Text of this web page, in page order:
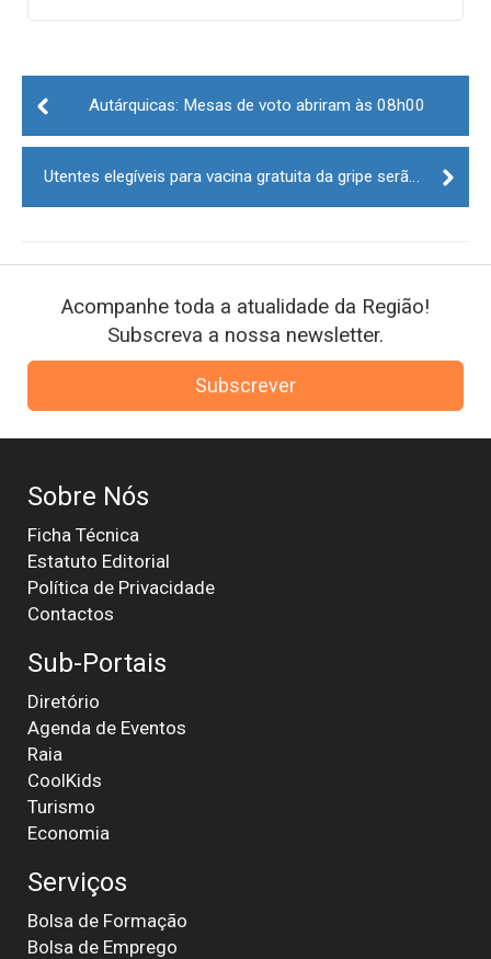
Post
navigationAutárquicas: Mesas de voto abriram às 08h00
Utentes elegíveis para vacina gratuita da gripe serão convocados pelo SNS
Acompanhe toda a atualidade da Região!
Subscreva a nossa newsletter.
Subscrever
Sobre Nós
Ficha Técnica
Estatuto Editorial
Política de Privacidade
Contactos
Sub-Portais
Diretório
Agenda de Eventos
Raia
CoolKids
Turismo
Economia
Serviços
Bolsa de Formação
Bolsa de Emprego